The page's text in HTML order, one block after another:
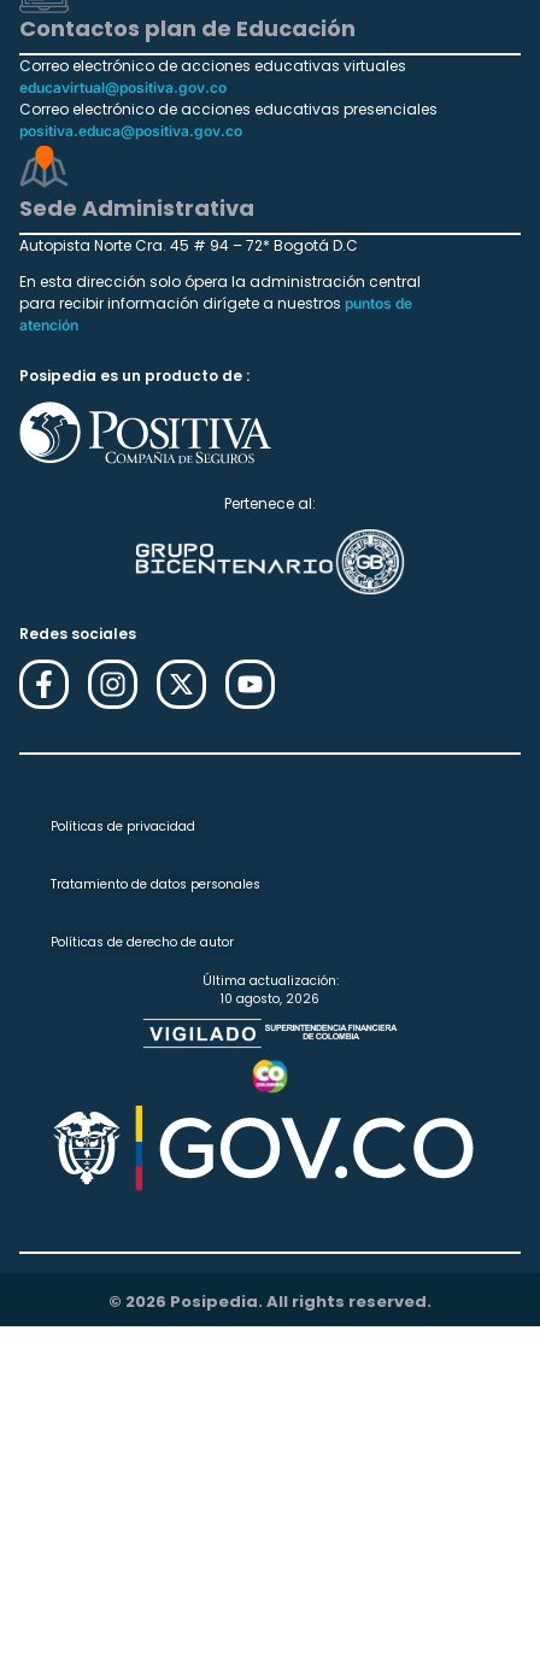
Contactos plan de Educación
Correo electrónico de acciones educativas virtuales
educavirtual@positiva.gov.co
Correo electrónico de acciones educativas presenciales
positiva.educa@positiva.gov.co
Sede Administrativa
Autopista Norte Cra. 45 # 94 – 72* Bogotá D.C
En esta dirección solo ópera la administración central
para recibir información dirígete a nuestros puntos de
atención
Posipedia es un producto de :
Pertenece al:
Redes sociales
Políticas de privacidad
Tratamiento de datos personales
Políticas de derecho de autor
Última actualización:
10 agosto, 2026
© 2026 Posipedia. All rights reserved.